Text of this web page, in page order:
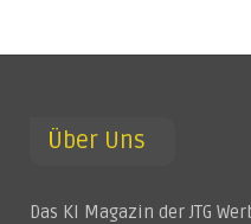
Über Uns
Das KI Magazin der JTG